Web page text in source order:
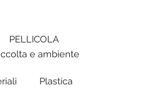
PELLICOLA
e ambiente
Plastica